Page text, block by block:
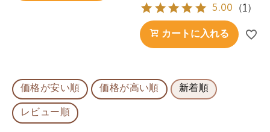
5.00 （1 ）
カートに入れる
価格が安い順 価格が高い順 新着順
レビュー順